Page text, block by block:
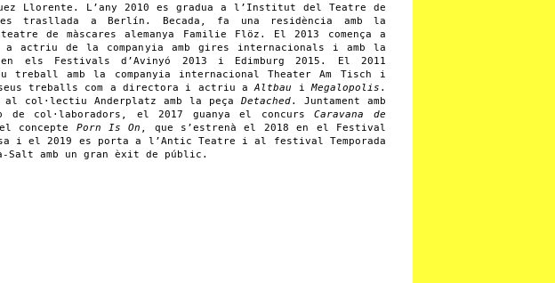
Llorente. L’any 2010 es gradua a l’Institut del Teatre de
trasllada a Berlín. Becada, fa una residència amb la
teatre de màscares alemanya Familie Flöz. El 2013 comença a
a actriu de la companyia amb gires internacionals i amb la
els Festivals d’Avinyó 2013 i Edimburg 2015. El 2011
treball amb la companyia internacional Theater Am Tisch i
treballs com a directora i actriu aAltbau iMegalopolis .
al col·lectiu Anderplatz amb la peça Detached. Juntament amb
de col·laboradors, el 2017 guanya el concursCaravana de
concepte Porn Is On
, que s’estrenà el 2018 en el Festival
i el 2019 es porta a l’Antic Teatre i al festival Temporada
Salt amb un gran èxit de públic.